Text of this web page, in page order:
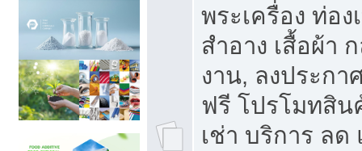
พระเครื่อง ท่อง
สำอาง เสื้อผ้า
งาน, ลงประก
ฟรี โปรโมทสิ
เช่า บริการ ลด